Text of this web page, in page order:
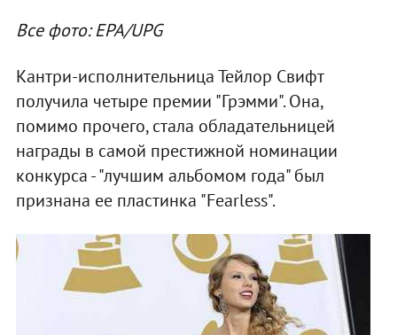
Все фото: EPA/UPG
Кантри-исполнительница Тейлор Свифт
получила четыре премии "Грэмми". Она,
помимо прочего, стала обладательницей
награды в самой престижной номинации
конкурса - "лучшим альбомом года" был
признана ее пластинка "Fearless".